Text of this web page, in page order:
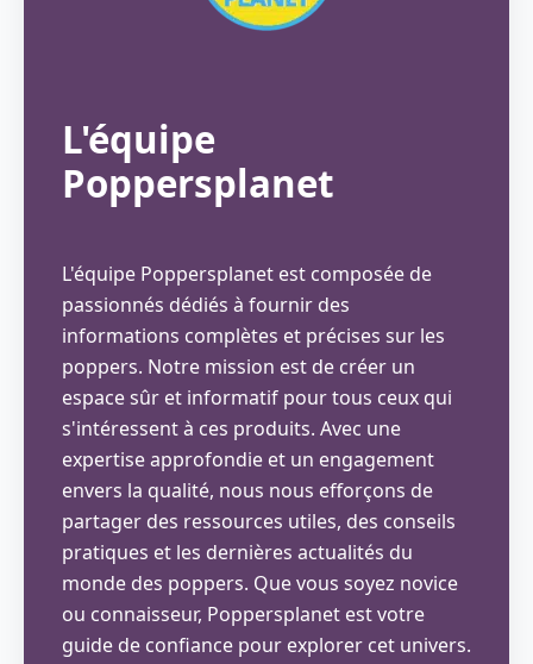
L'équipe
Poppersplanet
L'équipe Poppersplanet est composée de
passionnés dédiés à fournir des
informations complètes et précises sur les
poppers. Notre mission est de créer un
espace sûr et informatif pour tous ceux qui
s'intéressent à ces produits. Avec une
expertise approfondie et un engagement
envers la qualité, nous nous efforçons de
partager des ressources utiles, des conseils
pratiques et les dernières actualités du
monde des poppers. Que vous soyez novice
ou connaisseur, Poppersplanet est votre
guide de confiance pour explorer cet univers.